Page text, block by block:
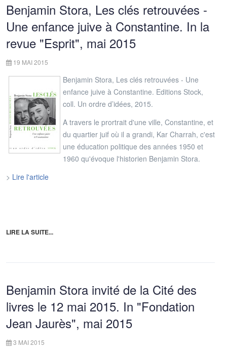
Benjamin Stora, Les clés retrouvées -
Une enfance juive à Constantine. In la
revue "Esprit", mai 2015
19 MAI 2015
Benjamin Stora, Les clés retrouvées - Une
enfance juive à Constantine. Editions Stock,
coll. Un ordre d’idées, 2015.
A travers le prortrait d'une ville, Constantine, et
du quartier juif où il a grandi, Kar Charrah, c'est
une éducation politique des années 1950 et
1960 qu'évoque l'historien Benjamin Stora.
> Lire l'article
LIRE LA SUITE...
Benjamin Stora invité de la Cité des
livres le 12 mai 2015. In "Fondation
Jean Jaurès", mai 2015
3 MAI 2015